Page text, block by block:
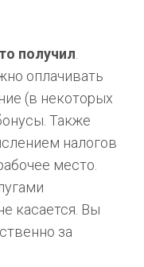
получил.
оплачивать
(в некоторых
Также
налогов
место.
касается. Вы
за